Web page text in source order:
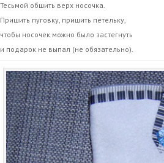
Тесьмой обшить верх носочка.
Пришить пуговку, пришить петельку,
чтобы носочек можно было застегнуть
и подарок не выпал (не обязательно).